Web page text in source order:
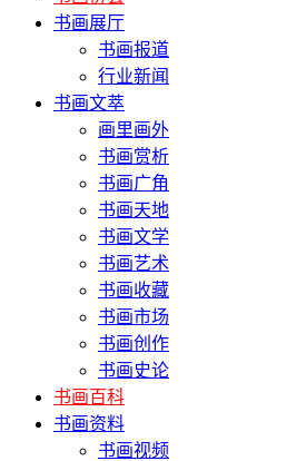
书画展厅
书画报道
行业新闻
书画文萃
画里画外
书画赏析
书画广角
书画天地
书画文学
书画艺术
书画收藏
书画市场
书画创作
书画史论
书画百科
书画资料
书画视频